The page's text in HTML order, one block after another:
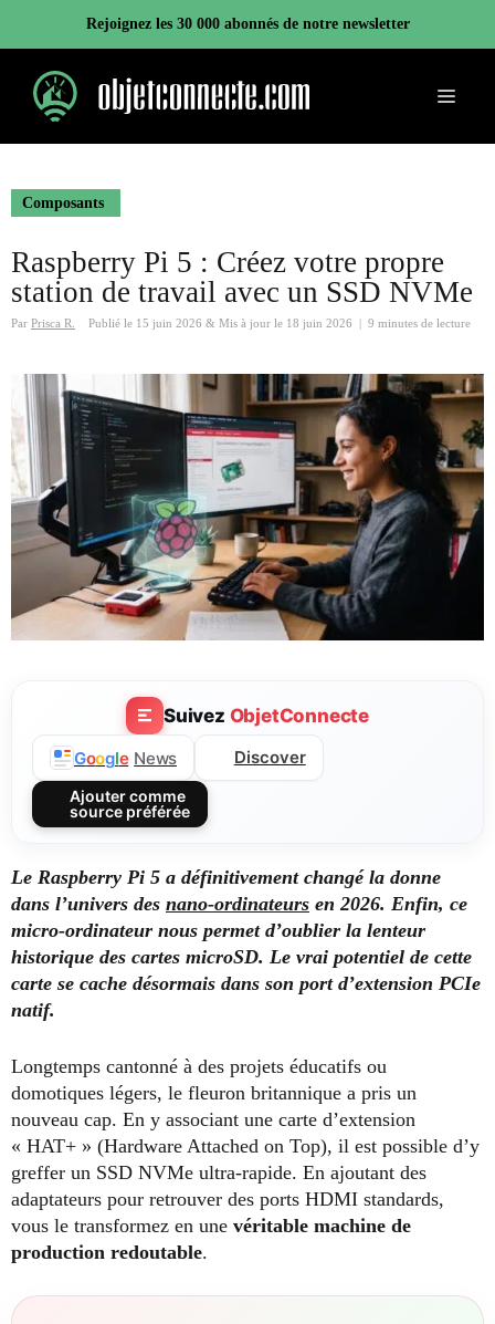
contenu
Rejoignez les 30 000 abonnés de notre newsletter
Menu
Composants
Raspberry Pi 5 : Créez votre propre
station de travail avec un SSD NVMe
Par Prisca R. Publié le 15 juin 2026 & Mis à jour le 18 juin 2026 9 minutes de lecture
Suivez ObjetConnecte
Google News Discover
Ajouter comme
source préférée
Le Raspberry Pi 5 a définitivement changé la donne
dans l’univers des nano-ordinateurs en 2026. Enfin, ce
micro-ordinateur nous permet d’oublier la lenteur
historique des cartes microSD. Le vrai potentiel de cette
carte se cache désormais dans son port d’extension PCIe
natif.
Longtemps cantonné à des projets éducatifs ou
domotiques légers, le fleuron britannique a pris un
nouveau cap. En y associant une carte d’extension
« HAT+ » (Hardware Attached on Top), il est possible d’y
greffer un SSD NVMe ultra-rapide. En ajoutant des
adaptateurs pour retrouver des ports HDMI standards,
vous le transformez en une véritable machine de
production redoutable.